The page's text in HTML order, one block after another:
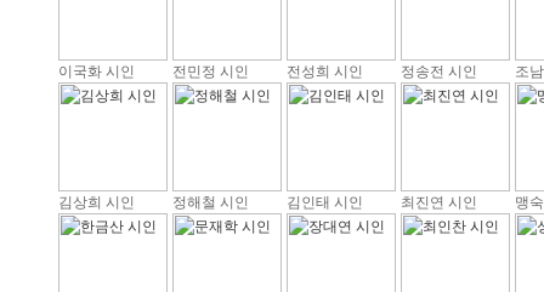
이국화 시인 전민정 시인 전성희 시인 정송전 시인 조
김상희 시인 정해철 시인 김인태 시인 최진연 시인 맹